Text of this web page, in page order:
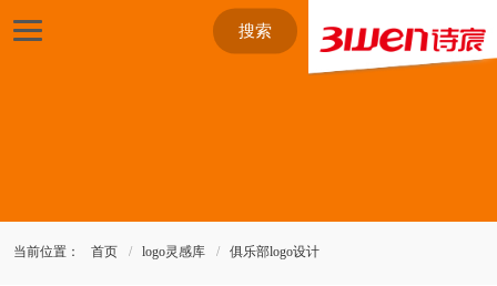
搜索
当前位置： 首页 logo灵感库 俱乐部logo设计